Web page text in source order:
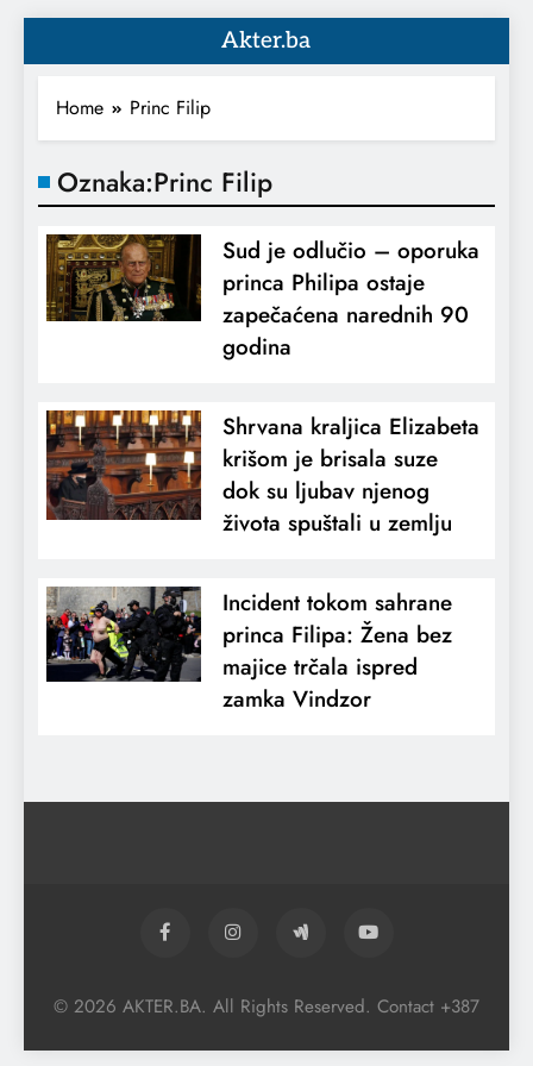
Akter.ba
Home Princ Filip
Oznaka:Princ Filip
Sud je odlučio – oporuka
princa Philipa ostaje
zapečaćena narednih 90
godina
Shrvana kraljica Elizabeta
krišom je brisala suze
dok su ljubav njenog
života spuštali u zemlju
Incident tokom sahrane
princa Filipa: Žena bez
majice trčala ispred
zamka Vindzor
© 2026 AKTER.BA. All Rights Reserved. Contact +387